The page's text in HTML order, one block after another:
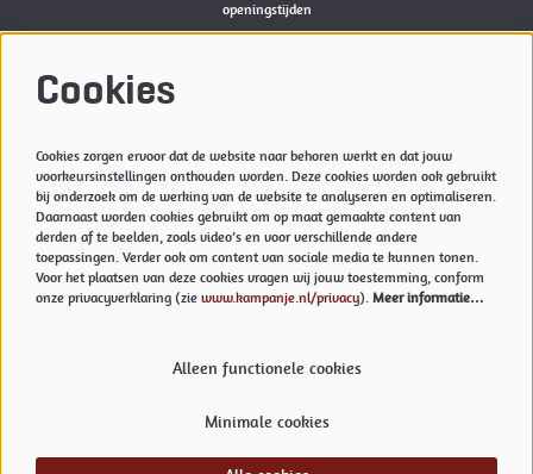
openingstijden
Bekijkhierde actuele openingstijden van de Kampanje
Privacyverklaring & Cookies
Techniek
Vacatures
Volg ons
Meld je aan voor onze nieuwsbrief.
Cookies
Cookies zorgen ervoor dat de website naar behoren werkt en dat jouw
voorkeursinstellingen onthouden worden. Deze cookies worden ook gebruikt
bij onderzoek om de werking van de website te analyseren en optimaliseren.
Daarnaast worden cookies gebruikt om op maat gemaakte content van
derden af te beelden, zoals video’s en voor verschillende andere
toepassingen. Verder ook om content van sociale media te kunnen tonen.
Voor het plaatsen van deze cookies vragen wij jouw toestemming, conform
onze privacyverklaring (zie www.kampanje.nl/privacy). Meer informatie…
Alleen functionele cookies
Minimale cookies